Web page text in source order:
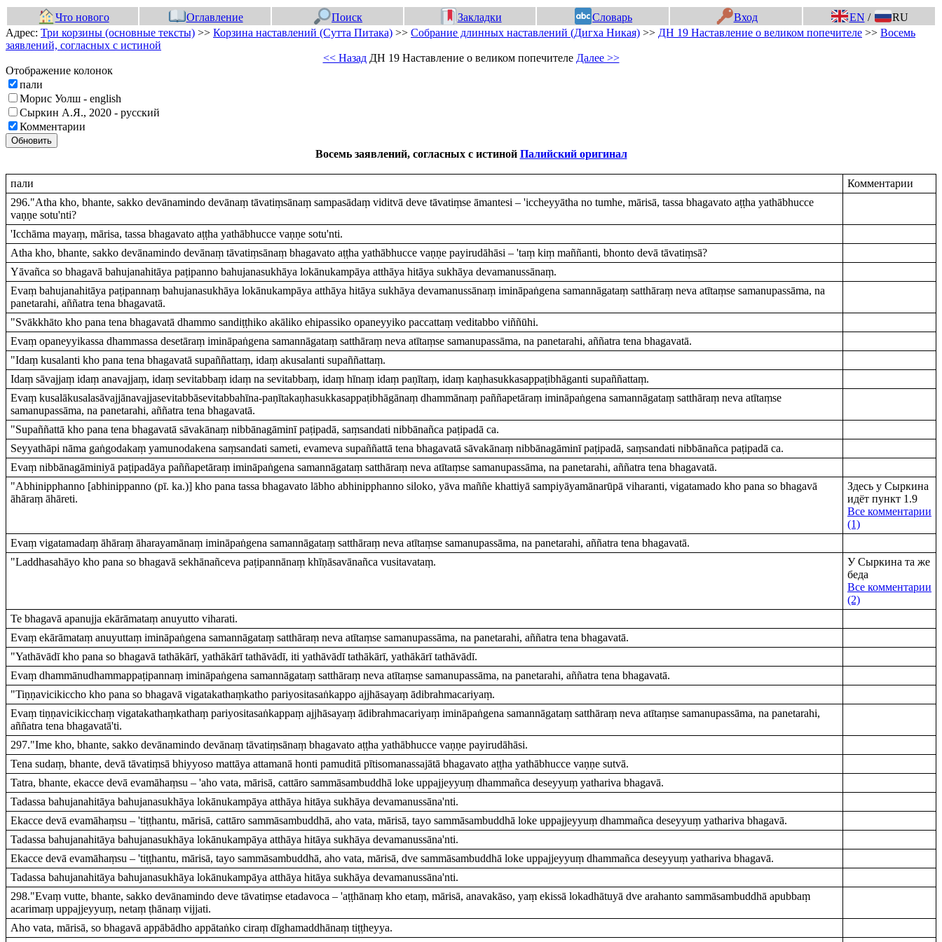
Что нового Оглавление Поиск Закладки Словарь Вход EN /
RU
Адрес: Три корзины (основные тексты) >> Корзина наставлений (Сутта Питака) >> Собрание длинных наставлений (Дигха Никая) >> ДН 19 Наставление о великом попечителе >> Восемь
заявлений, согласных с истиной
<< НазадДН 19 Наставление о великом попечителе Далее >>
Отображение колонок
пали
Морис Уолш - english
Сыркин А.Я., 2020 - русский
Комментарии
Обновить
Восемь заявлений, согласных с истиной Палийский оригинал
пали
Комментарии
296."Atha kho, bhante, sakko devānamindo devānaṃ tāvatiṃsānaṃ sampasādaṃ viditvā deve tāvatiṃse āmantesi – 'iccheyyātha no tumhe, mārisā, tassa bhagavato aṭṭha yathābhucce
vaṇṇe sotu'nti?
'Icchāma mayaṃ, mārisa, tassa bhagavato aṭṭha yathābhucce vaṇṇe sotu'nti.
Atha kho, bhante, sakko devānamindo devānaṃ tāvatiṃsānaṃ bhagavato aṭṭha yathābhucce vaṇṇe payirudāhāsi – 'taṃ kiṃ maññanti, bhonto devā tāvatiṃsā?
Yāvañca so bhagavā bahujanahitāya paṭipanno bahujanasukhāya lokānukampāya atthāya hitāya sukhāya devamanussānaṃ.
Evaṃ bahujanahitāya paṭipannaṃ bahujanasukhāya lokānukampāya atthāya hitāya sukhāya devamanussānaṃ imināpaṅgena samannāgataṃ satthāraṃ neva atītaṃse samanupassāma, na
panetarahi, aññatra tena bhagavatā.
"Svākkhāto kho pana tena bhagavatā dhammo sandiṭṭhiko akāliko ehipassiko opaneyyiko paccattaṃ veditabbo viññūhi.
Evaṃ opaneyyikassa dhammassa desetāraṃ imināpaṅgena samannāgataṃ satthāraṃ neva atītaṃse samanupassāma, na panetarahi, aññatra tena bhagavatā.
"Idaṃ kusalanti kho pana tena bhagavatā supaññattaṃ, idaṃ akusalanti supaññattaṃ.
Idaṃ sāvajjaṃ idaṃ anavajjaṃ, idaṃ sevitabbaṃ idaṃ na sevitabbaṃ, idaṃ hīnaṃ idaṃ paṇītaṃ, idaṃ kaṇhasukkasappaṭibhāganti supaññattaṃ.
Evaṃ kusalākusalasāvajjānavajjasevitabbāsevitabbahīna-paṇītakaṇhasukkasappaṭibhāgānaṃ dhammānaṃ paññapetāraṃ imināpaṅgena samannāgataṃ satthāraṃ neva atītaṃse
samanupassāma, na panetarahi, aññatra tena bhagavatā.
"Supaññattā kho pana tena bhagavatā sāvakānaṃ nibbānagāminī paṭipadā, saṃsandati nibbānañca paṭipadā ca.
Seyyathāpi nāma gaṅgodakaṃ yamunodakena saṃsandati sameti, evameva supaññattā tena bhagavatā sāvakānaṃ nibbānagāminī paṭipadā, saṃsandati nibbānañca paṭipadā ca.
Evaṃ nibbānagāminiyā paṭipadāya paññapetāraṃ imināpaṅgena samannāgataṃ satthāraṃ neva atītaṃse samanupassāma, na panetarahi, aññatra tena bhagavatā.
"Abhinipphanno [abhinippanno (pī. ka.)] kho pana tassa bhagavato lābho abhinipphanno siloko, yāva maññe khattiyā sampiyāyamānarūpā viharanti, vigatamado kho pana so bhagavā
āhāraṃ āhāreti.
Здесь у Сыркина
идёт пункт 1.9
Все комментарии
(1)
Evaṃ vigatamadaṃ āhāraṃ āharayamānaṃ imināpaṅgena samannāgataṃ satthāraṃ neva atītaṃse samanupassāma, na panetarahi, aññatra tena bhagavatā.
"Laddhasahāyo kho pana so bhagavā sekhānañceva paṭipannānaṃ khīṇāsavānañca vusitavataṃ.
У Сыркина та же
беда
Все комментарии
(2)
Te bhagavā apanujja ekārāmataṃ anuyutto viharati.
Evaṃ ekārāmataṃ anuyuttaṃ imināpaṅgena samannāgataṃ satthāraṃ neva atītaṃse samanupassāma, na panetarahi, aññatra tena bhagavatā.
"Yathāvādī kho pana so bhagavā tathākārī, yathākārī tathāvādī, iti yathāvādī tathākārī, yathākārī tathāvādī.
Evaṃ dhammānudhammappaṭipannaṃ imināpaṅgena samannāgataṃ satthāraṃ neva atītaṃse samanupassāma, na panetarahi, aññatra tena bhagavatā.
"Tiṇṇavicikiccho kho pana so bhagavā vigatakathaṃkatho pariyositasaṅkappo ajjhāsayaṃ ādibrahmacariyaṃ.
Evaṃ tiṇṇavicikicchaṃ vigatakathaṃkathaṃ pariyositasaṅkappaṃ ajjhāsayaṃ ādibrahmacariyaṃ imināpaṅgena samannāgataṃ satthāraṃ neva atītaṃse samanupassāma, na panetarahi,
aññatra tena bhagavatā'ti.
297."Ime kho, bhante, sakko devānamindo devānaṃ tāvatiṃsānaṃ bhagavato aṭṭha yathābhucce vaṇṇe payirudāhāsi.
Tena sudaṃ, bhante, devā tāvatiṃsā bhiyyoso mattāya attamanā honti pamuditā pītisomanassajātā bhagavato aṭṭha yathābhucce vaṇṇe sutvā.
Tatra, bhante, ekacce devā evamāhaṃsu – 'aho vata, mārisā, cattāro sammāsambuddhā loke uppajjeyyuṃ dhammañca deseyyuṃ yathariva bhagavā.
Tadassa bahujanahitāya bahujanasukhāya lokānukampāya atthāya hitāya sukhāya devamanussāna'nti.
Ekacce devā evamāhaṃsu – 'tiṭṭhantu, mārisā, cattāro sammāsambuddhā, aho vata, mārisā, tayo sammāsambuddhā loke uppajjeyyuṃ dhammañca deseyyuṃ yathariva bhagavā.
Tadassa bahujanahitāya bahujanasukhāya lokānukampāya atthāya hitāya sukhāya devamanussāna'nti.
Ekacce devā evamāhaṃsu – 'tiṭṭhantu, mārisā, tayo sammāsambuddhā, aho vata, mārisā, dve sammāsambuddhā loke uppajjeyyuṃ dhammañca deseyyuṃ yathariva bhagavā.
Tadassa bahujanahitāya bahujanasukhāya lokānukampāya atthāya hitāya sukhāya devamanussāna'nti.
298."Evaṃ vutte, bhante, sakko devānamindo deve tāvatiṃse etadavoca – 'aṭṭhānaṃ kho etaṃ, mārisā, anavakāso, yaṃ ekissā lokadhātuyā dve arahanto sammāsambuddhā apubbaṃ
acarimaṃ uppajjeyyuṃ, netaṃ ṭhānaṃ vijjati.
Aho vata, mārisā, so bhagavā appābādho appātaṅko ciraṃ dīghamaddhānaṃ tiṭṭheyya.